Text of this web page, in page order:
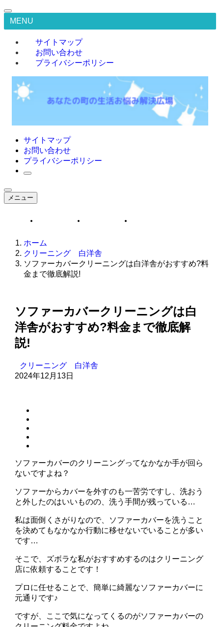
MENU
サイトマップ
お問い合わせ
プライバシーポリシー
サイトマップ
お問い合わせ
プライバシーポリシー
メニュー
サイトマップ お問い合わせ
ホーム
クリーニング 白洋舎
ソファーカバークリーニングは白洋舎がおすすめ?料
金まで徹底解説!
ソファーカバークリーニングは白
洋舎がおすすめ?料金まで徹底解
説!
クリーニング 白洋舎
2024年12月13日
ソファーカバーのクリーニングってなかなか手が回ら
ないですよね？
ソファーからカバーを外すのも一苦労ですし、洗おう
と外したのはいいものの、洗う手間が残っている…
私は面倒くさがりなので、ソファーカバーを洗うこと
を決めてもなかなか行動に移せないでいることが多い
です…
そこで、ズボラな私がおすすめするのはクリーニング
店に依頼することです！
プロに任せることで、簡単に綺麗なソファーカバーに
元通りです♪
ですが、ここで気になってくるのがソファーカバーの